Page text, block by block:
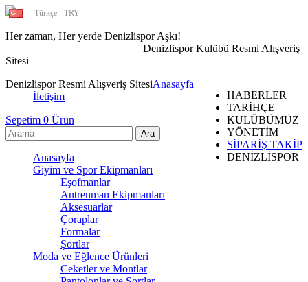
Her zaman, Her yerde Denizlispor Aşkı!
Denizlispor Kulübü Resmi Alışveriş
Sitesi
Denizlispor Resmi Alışveriş Sitesi
HABERLER
TARİHÇE
KULÜBÜMÜZ
YÖNETİM
SİPARİŞ TAKİP
DENİZLİSPOR
Türkçe - TRY
Anasayfa
İletişim
Sepetim 0 Ürün
Anasayfa
Giyim ve Spor Ekipmanları
Eşofmanlar
Antrenman Ekipmanları
Aksesuarlar
Çoraplar
Formalar
Şortlar
Moda ve Eğlence Ürünleri
Ceketler ve Montlar